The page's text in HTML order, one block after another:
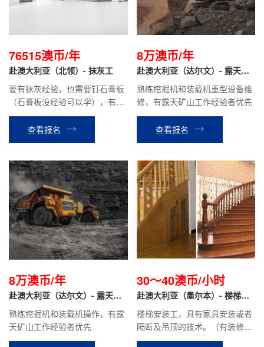
76515澳币/年
赴澳大利亚（北领）- 抹灰工
要有抹灰经验，也需要钉石膏板
（石膏板没经验可以学），有抹
灰经验优先.
查看报名
8万澳币/年
赴澳大利亚（达尔文）- 露天矿
工
熟练挖掘机和装载机重型设备维
修，有露天矿山工作经验者优先
查看报名
8万澳币/年
赴澳大利亚（达尔文）- 露天矿
熟练挖掘机和装载机操作，有露
天矿山工作经验者优先
30～40澳币/小时
赴澳大利亚（墨尔本）- 楼梯安
楼梯安装工，具有家具安装或者
隔断及吊顶的技术。（有装修木
工的技术）